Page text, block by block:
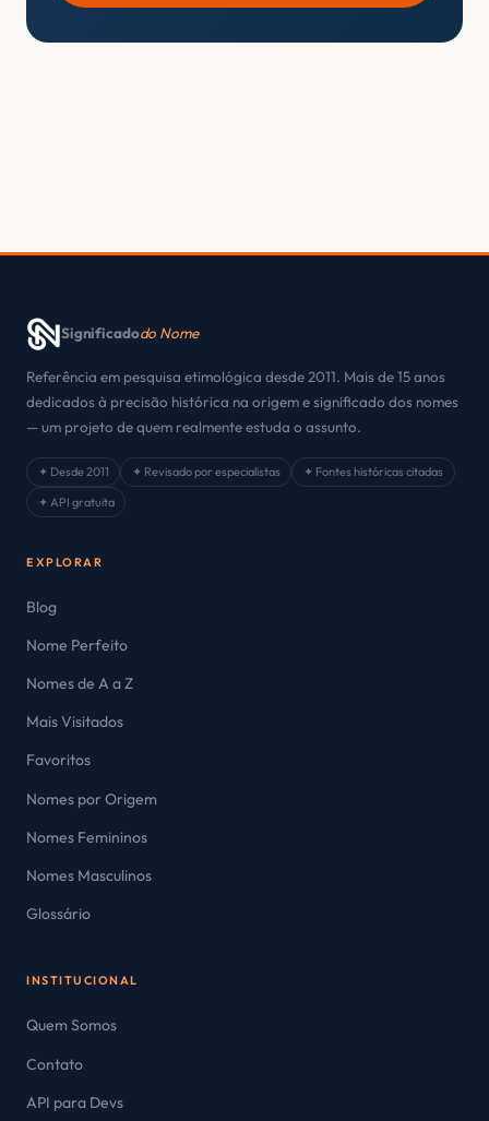
Significadodo Nome
Referência em pesquisa etimológica desde 2011. Mais de 15 anos
dedicados à precisão histórica na origem e significado dos nomes
— um projeto de quem realmente estuda o assunto.
✦ Desde 2011 ✦ Revisado por especialistas
✦ Fontes históricas citadas
✦ API gratuita
EXPLORAR
Blog
Nome Perfeito
Nomes de A a Z
Mais Visitados
Favoritos
Nomes por Origem
Nomes Femininos
Nomes Masculinos
Glossário
INSTITUCIONAL
Quem Somos
Contato
API para Devs